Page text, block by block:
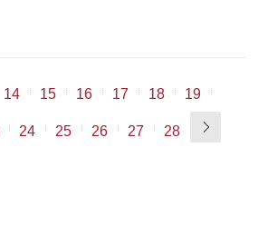
14 15 16 17 18 19
24 25 26 27 28